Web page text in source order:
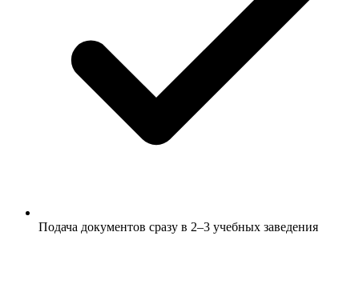
Подача документов сразу в 2–3 учебных заведения